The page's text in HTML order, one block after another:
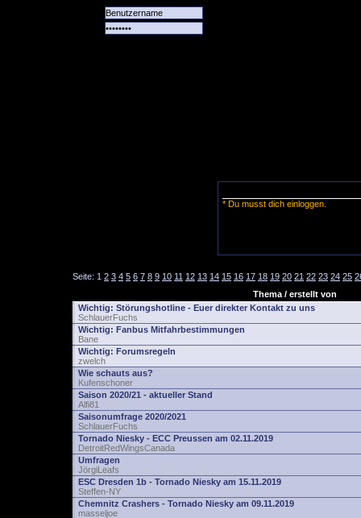
* Du musst dich einloggen.
Seite: 1 2 3 4 5 6 7 8 9 10 11 12 13 14 15 16 17 18 19 20 21 22 23 24 25
Thema / erstellt von
Wichtig: Störungshotline - Euer direkter Kontakt zu uns
SchlauerFuchs
Wichtig: Fanbus Mitfahrbestimmungen
Bane
Wichtig: Forumsregeln
zwelch
Wie schauts aus?
Kufenschoner
Saison 2020/21 - aktueller Stand
Alfi81
Saisonumfrage 2020/2021
SchlauerFuchs
Tornado Niesky - ECC Preussen am 02.11.2019
DetroitRedWingsCanada
Umfragen
JörgiLeafs
ESC Dresden 1b - Tornado Niesky am 15.11.2019
Steffen-NY
Chemnitz Crashers - Tornado Niesky am 09.11.2019
masseljoe